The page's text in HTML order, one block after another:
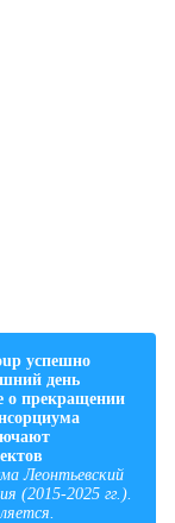
успешно
день
о прекращении
Леонтьевский
(2015-2025 гг.).